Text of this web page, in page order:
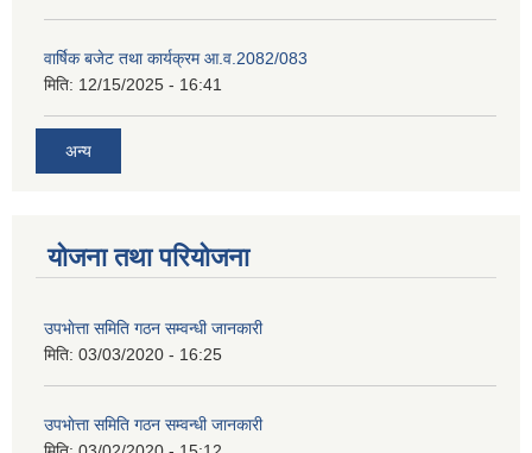
वार्षिक बजेट तथा कार्यक्रम आ.व.2082/083
मिति: 12/15/2025 - 16:41
अन्य
योजना तथा परियोजना
उपभाेत्ता समिति गठन सम्वन्धी जानकारी
मिति: 03/03/2020 - 16:25
उपभाेत्ता समिति गठन सम्वन्धी जानकारी